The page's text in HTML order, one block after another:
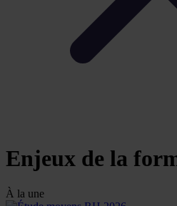
Enjeux de la
À la une